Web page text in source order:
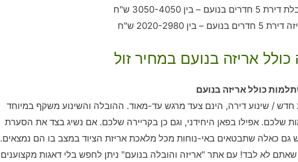
בין 3050-4050 ש"ח
2020-2980 ש"ח
כולל אריזה בנועם במחיר זול
כולל אריזה בנועם
חדש / שינוע דירה, הינם צעד מרגש עד-מאוד. ההובלה והשינוע משקף במיוחד
שלכם. אפילו בפאן היחידני, וגם כן בקריירה שלכם. אם נשיג בצד את הסערת
גם כאלה שתבטאים באי-נוחות מכל מלאכת אריזת הציוד במצב בו הם נמצאים.
לא לבד! עם אתר "אריזה והובלה בנועם" ניתן לחפש בלי דאגות מקצוענים